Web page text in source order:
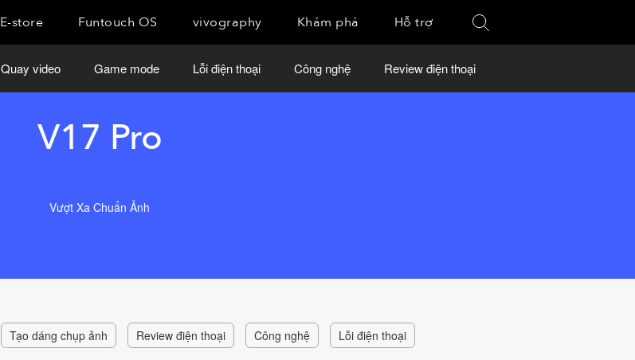
E-store Funtouch OS vivography Khám phá Hỗ trợ
Quay video Game mode Lỗi điện thoại Công nghệ Review điện thoại
V17 Pro
Vượt Xa Chuẩn Ảnh
Tạo dáng chụp ảnh Review điện thoại Công nghệ Lỗi điện thoại